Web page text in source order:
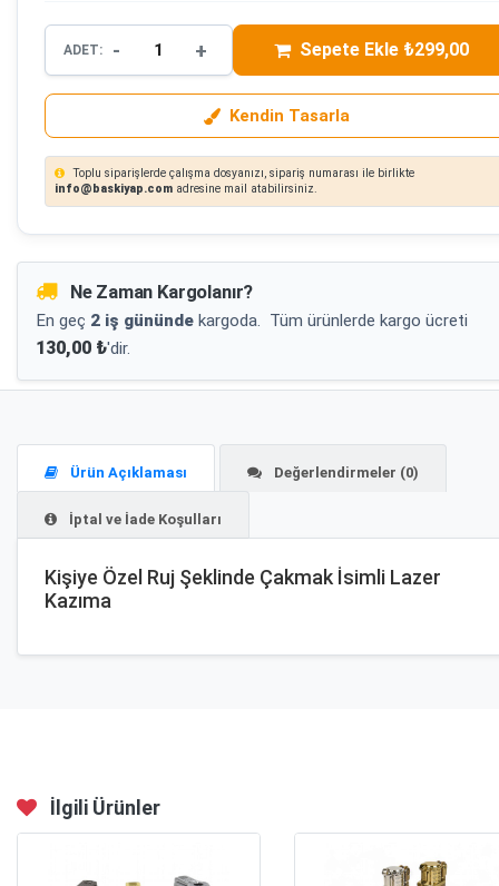
ADET: - + Sepete Ekle ₺299,00
Kendin Tasarla
Toplu siparişlerde çalışma dosyanızı, sipariş numarası ile birlikte
info@baskiyap.com adresine mail atabilirsiniz.
Ne Zaman Kargolanır?
En geç 2 iş gününde kargoda. Tüm ürünlerde kargo ücreti
130,00 ₺'dir.
Ürün Açıklaması Değerlendirmeler (0)
İptal ve İade Koşulları
Kişiye Özel Ruj Şeklinde Çakmak İsimli Lazer
Kazıma
İlgili Ürünler